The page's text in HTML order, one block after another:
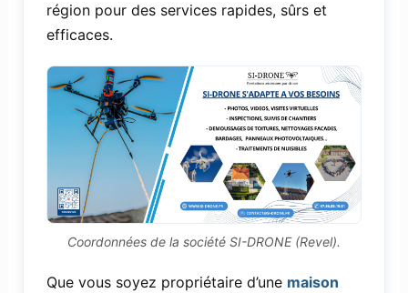
région pour des services rapides, sûrs et
efficaces.
Coordonnées de la société SI-DRONE (Revel).
Que vous soyez propriétaire d’une maison